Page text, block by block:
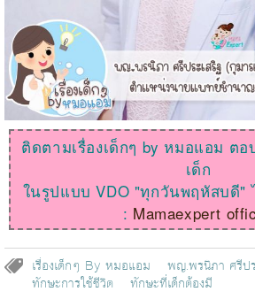
ติดตามเรื่องเด็กๆ by หมอแอม ต
เด็ก
ในรูปแบบ VDO "ทุกวันพฤหัสบดี"
: Mamaexpert
เรื่องเด็กๆ By หมอแอม พญ.พรนิภา ศรีปร
ทักษะการใช้ชีวิต
ทักษะที่เด็กต้องมี